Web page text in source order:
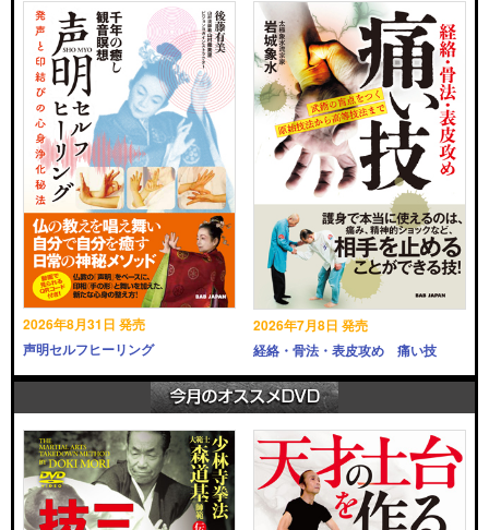
2026年8月31日 発売
声明セルフヒーリング
2026年7月8日 発売
経絡・骨法・表皮攻め 痛い技